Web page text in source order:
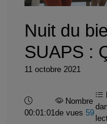
Nuit du
SUAPS :
11 octobre 2021
Durée :
00:01:01
Nombre
de vues59